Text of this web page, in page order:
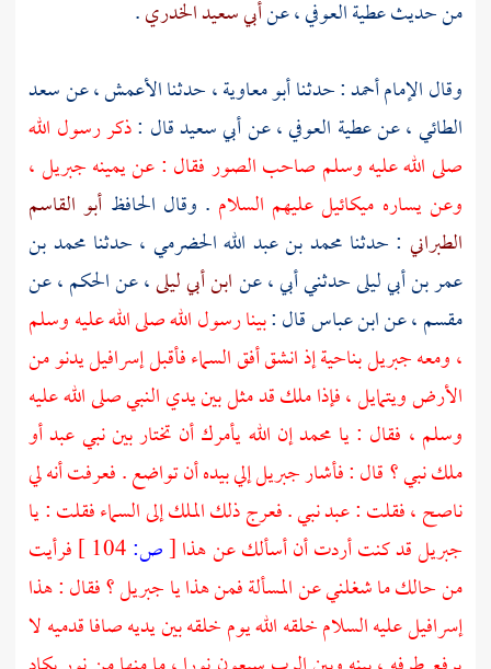
من حديثعطية العوفي، عنأبي سعيد الخدري.
وقال الإمامأحمد: حدثناأبو معاوية، حدثناالأعمش، عنسعد
الطائي، عنعطية العوفي، عنأبي سعيدقال :ذكر رسول الله
صلى الله عليه وسلم صاحب الصور فقال : عن يمينهجبريل،
وعن يساره ميكائيلعليهم السلام . وقال الحافظ أبو القاسم
الطبراني : حدثنا محمد بن عبد الله الحضرمي ، حدثنا محمد بن
عمر بن أبي ليلىحدثني أبي ، عنابن أبي ليلى، عنالحكم، عن
مقسم، عنابن عباسقال :بينا رسول الله صلى الله عليه وسلم
، ومعهجبريلبناحية إذ انشق أفق السماء فأقبلإسرافيليدنو من
الأرض ويتمايل ، فإذا ملك قد مثل بين يدي النبي صلى الله عليه
وسلم ، فقال : يا محمدإن الله يأمرك أن تختار بين نبي عبد أو
ملك نبي ؟ قال : فأشارجبريلإلي بيده أن تواضع . فعرفت أنه لي
ناصح ، فقلت : عبد نبي . فعرج ذلك الملك إلى السماء فقلت : يا
جبريلقد كنت أردت أن أسألك عن هذا[ص:
فرأيت
من حالك ما شغلني عن المسألة فمن هذا ياجبريل؟ فقال : هذا
إسرافيلعليه السلام خلقه الله يوم خلقه بين يديه صافا قدميه لا